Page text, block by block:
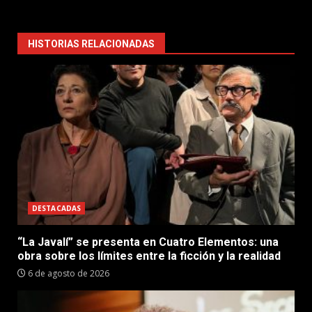
HISTORIAS RELACIONADAS
DESTACADAS
“La Javalí” se presenta en Cuatro Elementos: una
obra sobre los límites entre la ficción y la realidad
6 de agosto de 2026